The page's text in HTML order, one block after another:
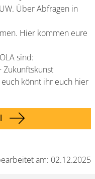
Über Abfragen in
Hier kommen eure
sind:
Zukunftskunst
könnt ihr euch hier
am: 02.12.2025